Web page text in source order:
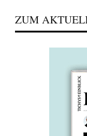
ZUM